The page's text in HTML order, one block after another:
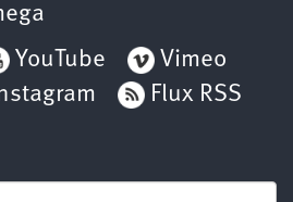
YouTube
Vimeo
Flux RSS